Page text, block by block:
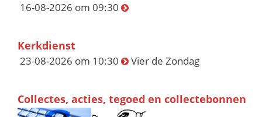
16-08-2026 om 09:30
Kerkdienst
23-08-2026 om 10:30 Vier de Zondag
Collectes, acties, tegoed en collectebonnen